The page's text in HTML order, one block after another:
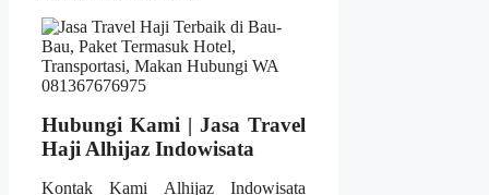
Hubungi Kami | Jasa Travel
Haji Alhijaz Indowisata
Kontak Kami Alhijaz Indowisata